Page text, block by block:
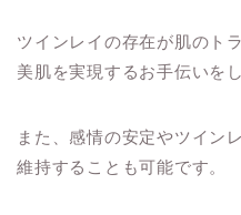
ツインレイの存在が肌のト
美肌を実現するお手伝いを
また、感情の安定やツイン
維持することも可能です。